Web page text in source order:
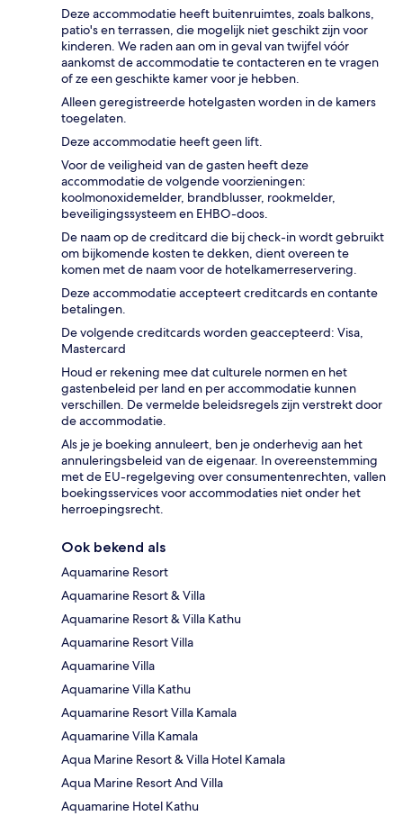
Deze accommodatie heeft buitenruimtes, zoals balkons,
patio's en terrassen, die mogelijk niet geschikt zijn voor
kinderen. We raden aan om in geval van twijfel vóór
aankomst de accommodatie te contacteren en te vragen
of ze een geschikte kamer voor je hebben.
Alleen geregistreerde hotelgasten worden in de kamers
toegelaten.
Deze accommodatie heeft geen lift.
Voor de veiligheid van de gasten heeft deze
accommodatie de volgende voorzieningen:
koolmonoxidemelder, brandblusser, rookmelder,
beveiligingssysteem en EHBO-doos.
De naam op de creditcard die bij check-in wordt gebruikt
om bijkomende kosten te dekken, dient overeen te
komen met de naam voor de hotelkamerreservering.
Deze accommodatie accepteert creditcards en contante
betalingen.
De volgende creditcards worden geaccepteerd: Visa,
Mastercard
Houd er rekening mee dat culturele normen en het
gastenbeleid per land en per accommodatie kunnen
verschillen. De vermelde beleidsregels zijn verstrekt door
de accommodatie.
Als je je boeking annuleert, ben je onderhevig aan het
annuleringsbeleid van de eigenaar. In overeenstemming
met de EU-regelgeving over consumentenrechten, vallen
boekingsservices voor accommodaties niet onder het
herroepingsrecht.
Ook bekend als
Aquamarine Resort
Aquamarine Resort & Villa
Aquamarine Resort & Villa Kathu
Aquamarine Resort Villa
Aquamarine Villa
Aquamarine Villa Kathu
Aquamarine Resort Villa Kamala
Aquamarine Villa Kamala
Aqua Marine Resort & Villa Hotel Kamala
Aqua Marine Resort And Villa
Aquamarine Hotel Kathu